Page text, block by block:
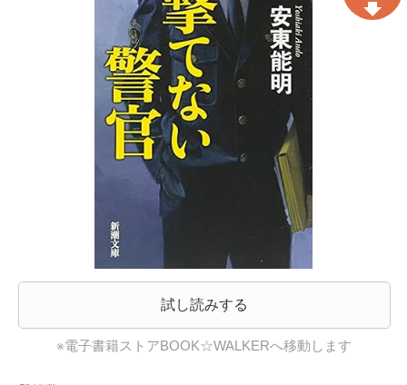
試し読みする
※電子書籍ストアBOOK☆WALKERへ移動します